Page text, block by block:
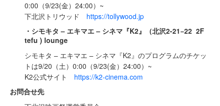
0:00（9/23(金）24:00）~
下北沢トリウッド https://tollywood.jp
・シモキタ – エキマエ – シネマ『K2』（北沢2-21−22 2F
tefu ) lounge
シモキタ – エキマエ – シネマ『K2』のプログラムのチケッ
トは9/20（土）0:00（9/23(金）24:00）~
K2公式サイト https://k2-cinema.com
お問合せ先